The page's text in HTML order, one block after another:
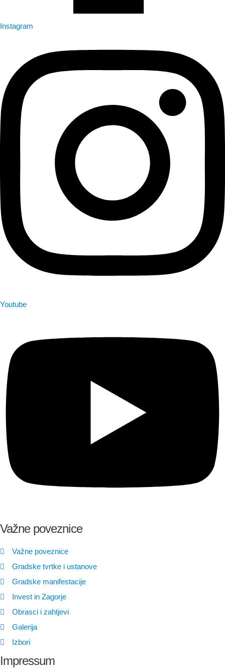
Instagram
Youtube
Važne poveznice
Važne poveznice
Gradske tvrtke i ustanove
Gradske manifestacije
Invest in Zagorje
Obrasci i zahtjevi
Galerija
Izbori
Impressum